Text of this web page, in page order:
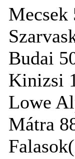
Mecsek
Budai
Kinizsi
Lowe
Mátra